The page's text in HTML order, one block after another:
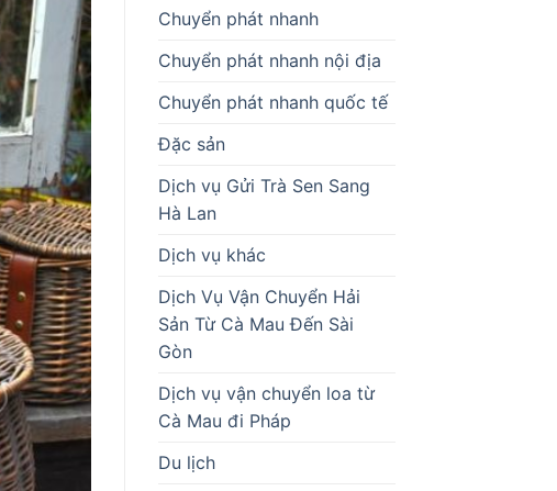
Chuyển phát nhanh
Chuyển phát nhanh nội địa
Chuyển phát nhanh quốc tế
Đặc sản
Dịch vụ Gửi Trà Sen Sang
Hà Lan
Dịch vụ khác
Dịch Vụ Vận Chuyển Hải
Sản Từ Cà Mau Đến Sài
Gòn
Dịch vụ vận chuyển loa từ
Cà Mau đi Pháp
Du lịch